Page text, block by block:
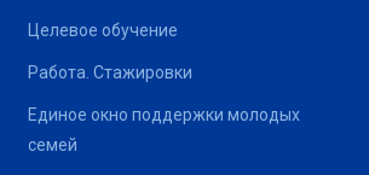
Целевое обучение
Работа. Стажировки
Единое окно поддержки молодых
семей